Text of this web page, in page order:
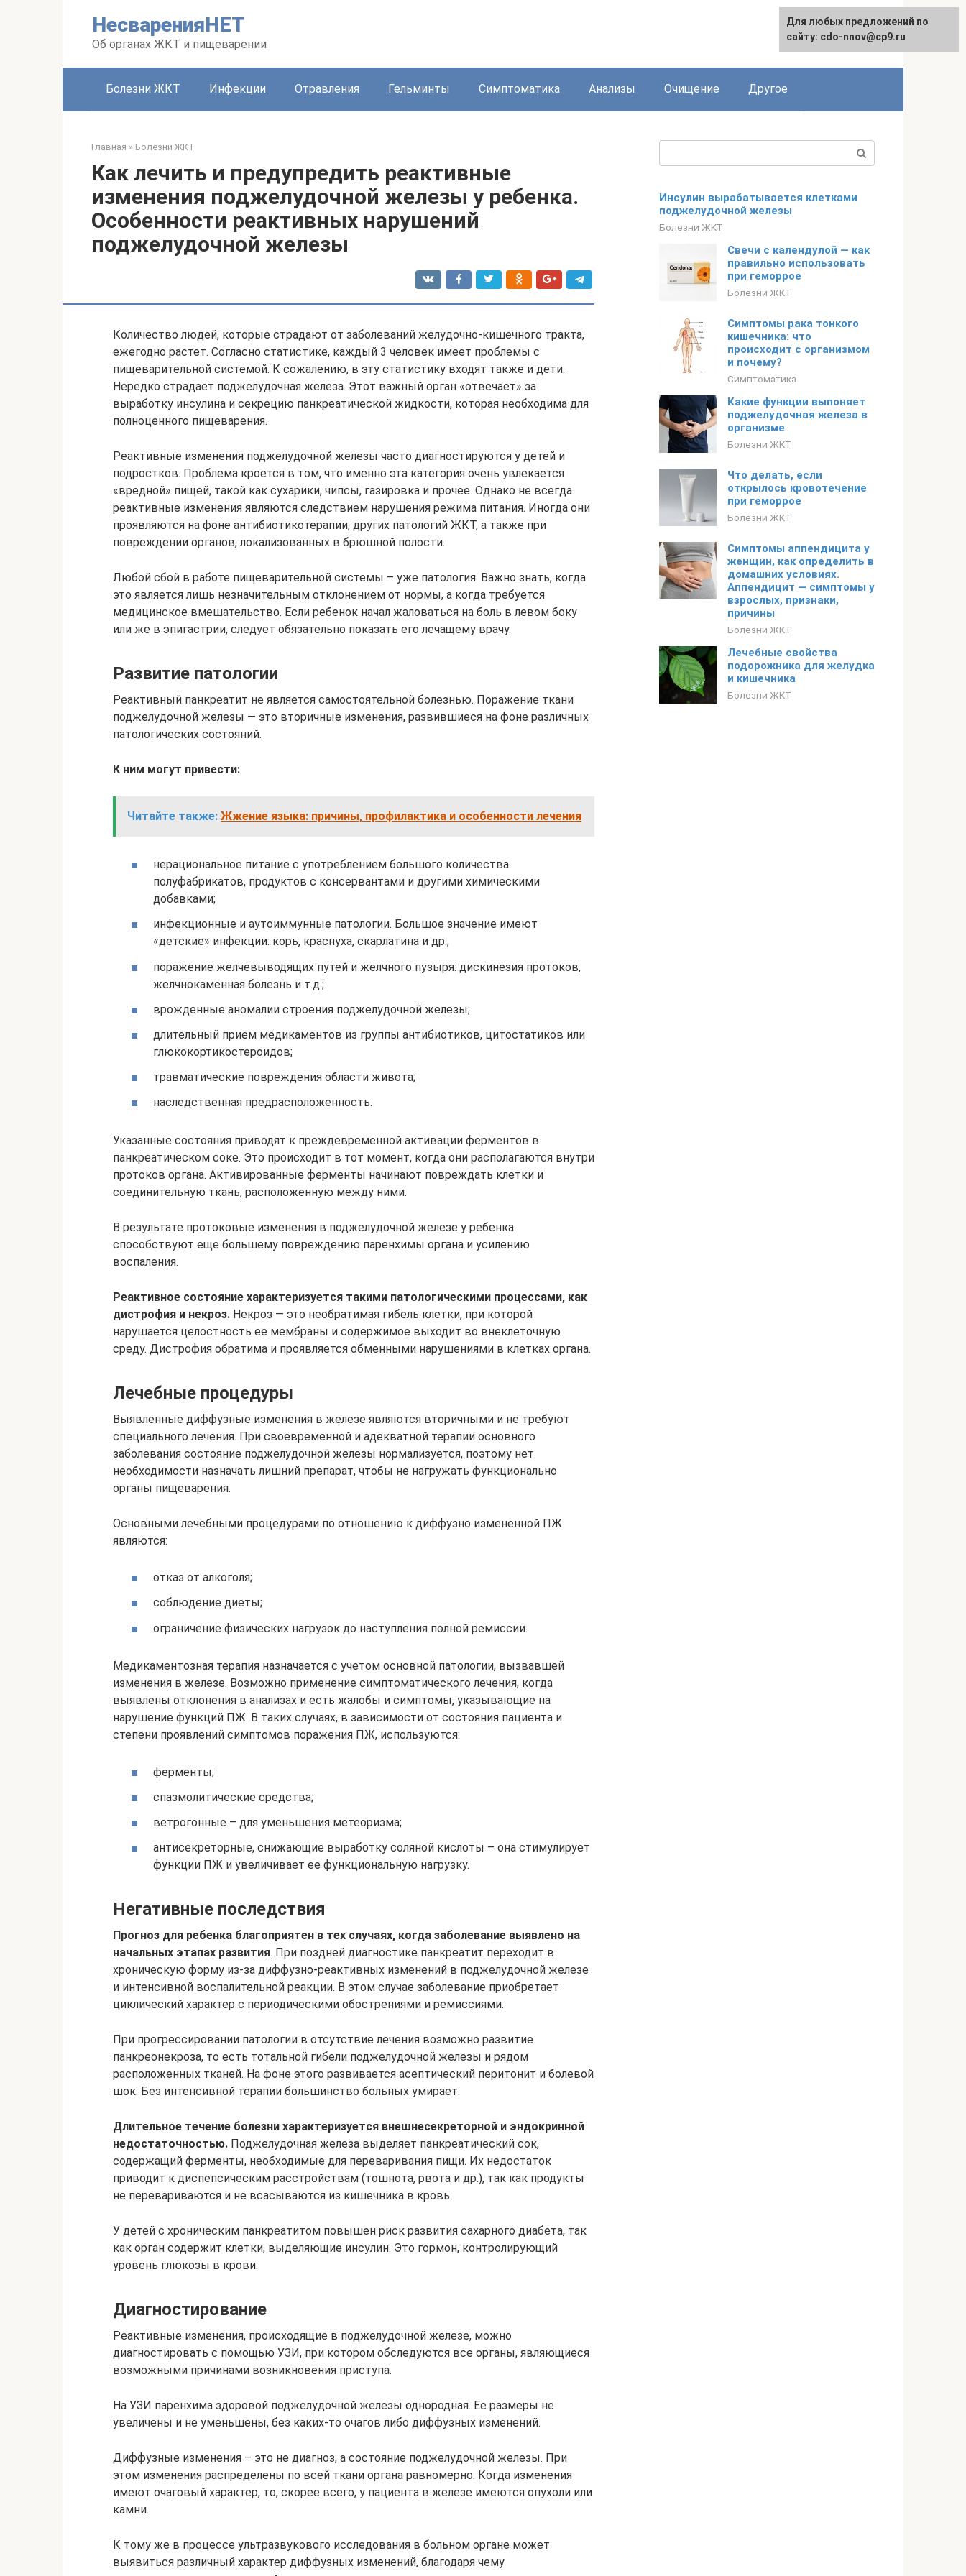
НесваренияНЕТ
Об органах ЖКТ и пищеварении
Болезни ЖКТ Инфекции Отравления Гельминты Симптоматика Анализы Очищение Другое
Главная » Болезни ЖКТ
Как лечить и предупредить реактивные
изменения поджелудочной железы у ребенка.
Особенности реактивных нарушений
поджелудочной железы
Количество людей, которые страдают от заболеваний желудочно-кишечного тракта,
ежегодно растет. Согласно статистике, каждый 3 человек имеет проблемы с
пищеварительной системой. К сожалению, в эту статистику входят также и дети.
Нередко страдает поджелудочная железа. Этот важный орган «отвечает» за
выработку инсулина и секрецию панкреатической жидкости, которая необходима для
полноценного пищеварения.
Реактивные изменения поджелудочной железы часто диагностируются у детей и
подростков. Проблема кроется в том, что именно эта категория очень увлекается
«вредной» пищей, такой как сухарики, чипсы, газировка и прочее. Однако не всегда
реактивные изменения являются следствием нарушения режима питания. Иногда они
проявляются на фоне антибиотикотерапии, других патологий ЖКТ, а также при
повреждении органов, локализованных в брюшной полости.
Любой сбой в работе пищеварительной системы – уже патология. Важно знать, когда
это является лишь незначительным отклонением от нормы, а когда требуется
медицинское вмешательство. Если ребенок начал жаловаться на боль в левом боку
или же в эпигастрии, следует обязательно показать его лечащему врачу.
Развитие патологии
Реактивный панкреатит не является самостоятельной болезнью. Поражение ткани
поджелудочной железы — это вторичные изменения, развившиеся на фоне различных
патологических состояний.
К ним могут привести:
Читайте также: Жжение языка: причины, профилактика и особенности лечения
нерациональное питание с употреблением большого количества
полуфабрикатов, продуктов с консервантами и другими химическими
добавками;
инфекционные и аутоиммунные патологии. Большое значение имеют
«детские» инфекции: корь, краснуха, скарлатина и др.;
поражение желчевыводящих путей и желчного пузыря: дискинезия протоков,
желчнокаменная болезнь и т.д.;
врожденные аномалии строения поджелудочной железы;
длительный прием медикаментов из группы антибиотиков, цитостатиков или
глюкокортикостероидов;
травматические повреждения области живота;
наследственная предрасположенность.
Указанные состояния приводят к преждевременной активации ферментов в
панкреатическом соке. Это происходит в тот момент, когда они располагаются внутри
протоков органа. Активированные ферменты начинают повреждать клетки и
соединительную ткань, расположенную между ними.
В результате протоковые изменения в поджелудочной железе у ребенка
способствуют еще большему повреждению паренхимы органа и усилению
воспаления.
Реактивное состояние характеризуется такими патологическими процессами, как
дистрофия и некроз. Некроз — это необратимая гибель клетки, при которой
нарушается целостность ее мембраны и содержимое выходит во внеклеточную
среду. Дистрофия обратима и проявляется обменными нарушениями в клетках органа.
Лечебные процедуры
Выявленные диффузные изменения в железе являются вторичными и не требуют
специального лечения. При своевременной и адекватной терапии основного
заболевания состояние поджелудочной железы нормализуется, поэтому нет
необходимости назначать лишний препарат, чтобы не нагружать функционально
органы пищеварения.
Основными лечебными процедурами по отношению к диффузно измененной ПЖ
являются:
отказ от алкоголя;
соблюдение диеты;
ограничение физических нагрузок до наступления полной ремиссии.
Медикаментозная терапия назначается с учетом основной патологии, вызвавшей
изменения в железе. Возможно применение симптоматического лечения, когда
выявлены отклонения в анализах и есть жалобы и симптомы, указывающие на
нарушение функций ПЖ. В таких случаях, в зависимости от состояния пациента и
степени проявлений симптомов поражения ПЖ, используются:
ферменты;
спазмолитические средства;
ветрогонные – для уменьшения метеоризма;
антисекреторные, снижающие выработку соляной кислоты – она стимулирует
функции ПЖ и увеличивает ее функциональную нагрузку.
Негативные последствия
Прогноз для ребенка благоприятен в тех случаях, когда заболевание выявлено на
начальных этапах развития. При поздней диагностике панкреатит переходит в
хроническую форму из-за диффузно-реактивных изменений в поджелудочной железе
и интенсивной воспалительной реакции. В этом случае заболевание приобретает
циклический характер с периодическими обострениями и ремиссиями.
При прогрессировании патологии в отсутствие лечения возможно развитие
панкреонекроза, то есть тотальной гибели поджелудочной железы и рядом
расположенных тканей. На фоне этого развивается асептический перитонит и болевой
шок. Без интенсивной терапии большинство больных умирает.
Длительное течение болезни характеризуется внешнесекреторной и эндокринной
недостаточностью. Поджелудочная железа выделяет панкреатический сок,
содержащий ферменты, необходимые для переваривания пищи. Их недостаток
приводит к диспепсическим расстройствам (тошнота, рвота и др.), так как продукты
не перевариваются и не всасываются из кишечника в кровь.
У детей с хроническим панкреатитом повышен риск развития сахарного диабета, так
как орган содержит клетки, выделяющие инсулин. Это гормон, контролирующий
уровень глюкозы в крови.
Диагностирование
Реактивные изменения, происходящие в поджелудочной железе, можно
диагностировать с помощью УЗИ, при котором обследуются все органы, являющиеся
возможными причинами возникновения приступа.
На УЗИ паренхима здоровой поджелудочной железы однородная. Ее размеры не
увеличены и не уменьшены, без каких-то очагов либо диффузных изменений.
Диффузные изменения – это не диагноз, а состояние поджелудочной железы. При
этом изменения распределены по всей ткани органа равномерно. Когда изменения
имеют очаговый характер, то, скорее всего, у пациента в железе имеются опухоли или
камни.
К тому же в процессе ультразвукового исследования в больном органе может
выявиться различный характер диффузных изменений, благодаря чему
Инсулин вырабатывается клетками
поджелудочной железы
Болезни ЖКТ
Свечи с календулой — как
правильно использовать
при геморрое
Болезни ЖКТ
Симптомы рака тонкого
кишечника: что
происходит с организмом
и почему?
Симптоматика
Какие функции выпоняет
поджелудочная железа в
организме
Болезни ЖКТ
Что делать, если
открылось кровотечение
при геморрое
Болезни ЖКТ
Симптомы аппендицита у
женщин, как определить в
домашних условиях.
Аппендицит — симптомы у
взрослых, признаки,
причины
Болезни ЖКТ
Лечебные свойства
подорожника для желудка
и кишечника
Болезни ЖКТ
Для любых предложений по
сайту: cdo-nnov@cp9.ru